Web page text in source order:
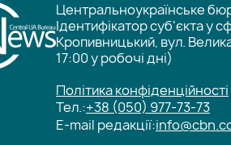
Центральноукраїнське
Ідентифікатор суб'єкта у
Кропивницький, вул.
17:00 у робочі дні)
Політика конфіденційності
Тел.:+38 (050) 977-73-73
E-mail редакції: